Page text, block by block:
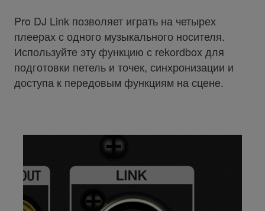
Pro DJ Link позволяет играть на четырех
плеерах с одного музыкального носителя.
Используйте эту функцию с rekordbox для
подготовки петель и точек, синхронизации и
доступа к передовым функциям на сцене.